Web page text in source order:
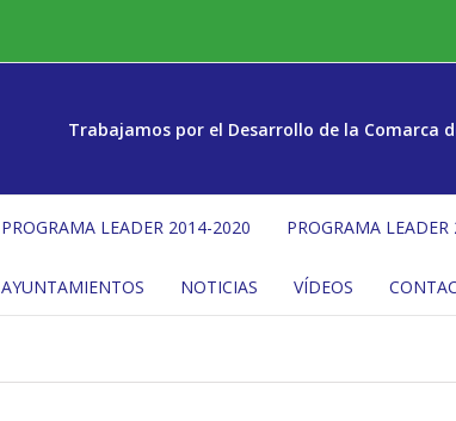
Trabajamos por el Desarrollo de la Comarca
PROGRAMA LEADER 2014-2020 PROGRAMA
AYUNTAMIENTOS NOTICIAS VÍDEOS